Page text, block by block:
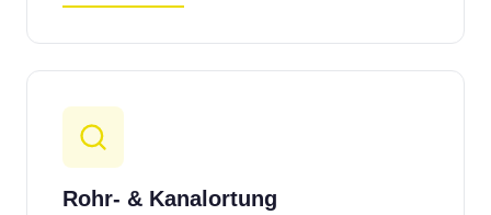
Rohr- & Kanalortung